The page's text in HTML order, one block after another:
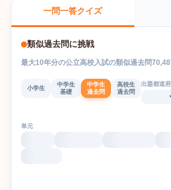
一問一答クイズ
類似過去問に挑戦
最大10年分の公立高校入試の類似過去問
小学生
中学生
基礎
中学生
過去問
高校生
過去問
出題都道
単元